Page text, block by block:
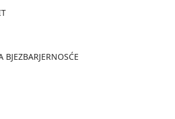
BJEZBARJERNOSĆE